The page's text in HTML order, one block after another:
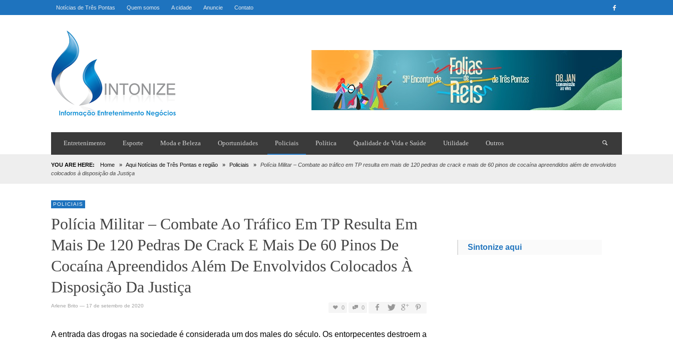
Notícias de Três Pontas Quem somos A cidade Anuncie Contato
Entretenimento Esporte Moda e Beleza Oportunidades Policiais Política Qualidade de Vida e Saúde Utilidade Outros
YOU ARE HERE: Home » Aqui Notícias de Três Pontas e região » Policiais »
Polícia Militar – Combate ao tráfico em TP resulta em mais de 120 pedras de crack e mais de 60 pinos de cocaína apreendidos além de envolvidos
colocados à disposição da Justiça
POLICIAIS
Polícia Militar – Combate Ao Tráfico Em TP Resulta Em
Mais De 120 Pedras De Crack E Mais De 60 Pinos De
Cocaína Apreendidos Além De Envolvidos Colocados À
Disposição Da Justiça
Arlene Brito — 17 de setembro de 2020 0 0
A entrada das drogas na sociedade é considerada um dos males do século. Os entorpecentes destroem a
Sintonize aqui